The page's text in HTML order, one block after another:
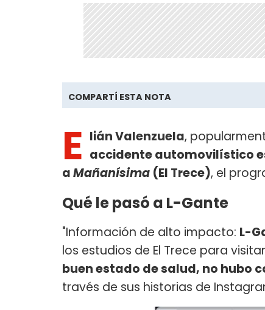
COMPARTÍ ESTA NOTA
E lián Valenzuela,
accidente automovilístico
aMañanísima (El Trece), el
Qué le pasó a L-Gante
"Información de alto impacto: L-
los estudios de El Trece para
buen estado de salud, no hubo
través de sus historias de